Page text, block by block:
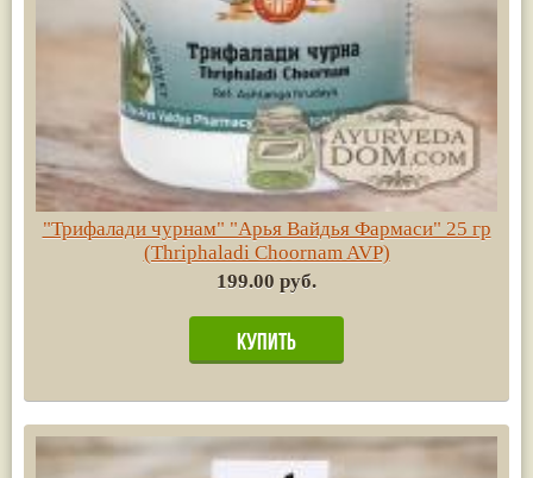
"Трифалади чурнам" "Арья Вайдья Фармаси" 25 гр
(Thriphaladi Choornam AVP)
199.00 руб.